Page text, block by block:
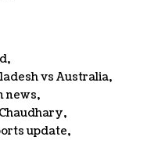
vs Australia
news
update